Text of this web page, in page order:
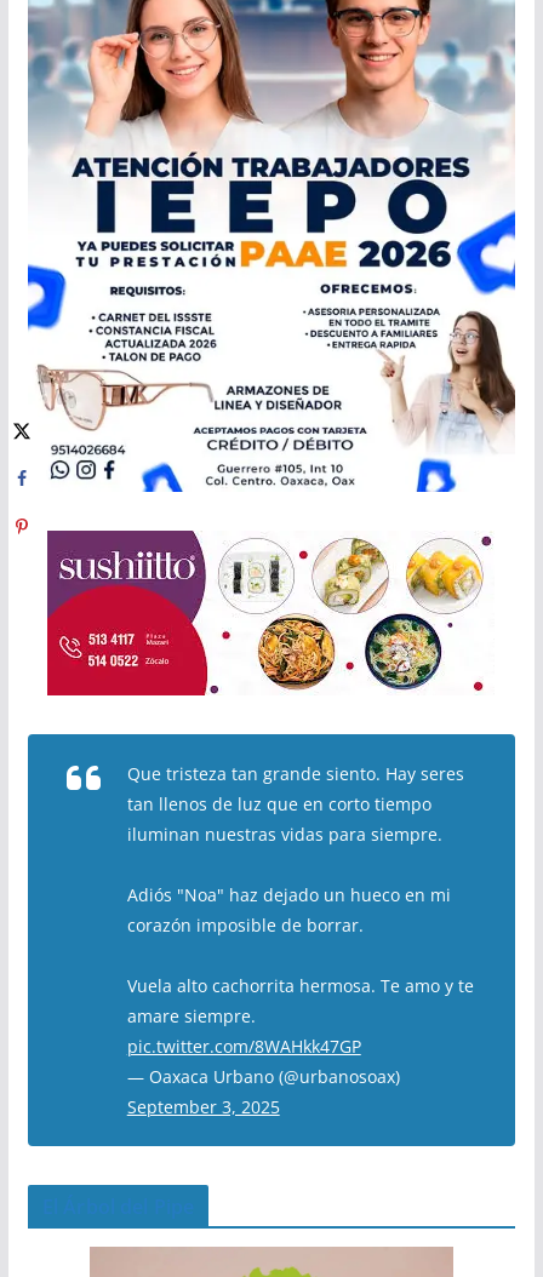
Que tristeza tan grande siento. Hay seres
tan llenos de luz que en corto tiempo
iluminan nuestras vidas para siempre.
Adiós "Noa" haz dejado un hueco en mi
corazón imposible de borrar.
Vuela alto cachorrita hermosa. Te amo y te
amare siempre.
pic.twitter.com/8WAHkk47GP
— Oaxaca Urbano (@urbanosoax)
September 3, 2025